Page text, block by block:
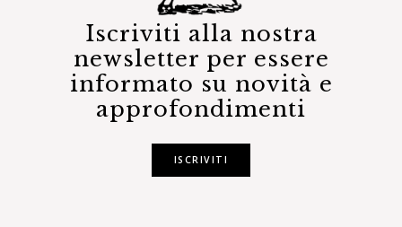
Iscriviti alla nostra
newsletter per essere
informato su novità e
approfondimenti
ISCRIVITI